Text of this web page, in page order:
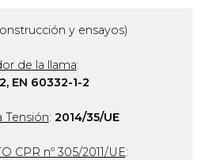
y ensayos)
de la llama:
EN 60332-1-2
Tensión: 2014/35/UE
CPR nº 305/2011/UE: